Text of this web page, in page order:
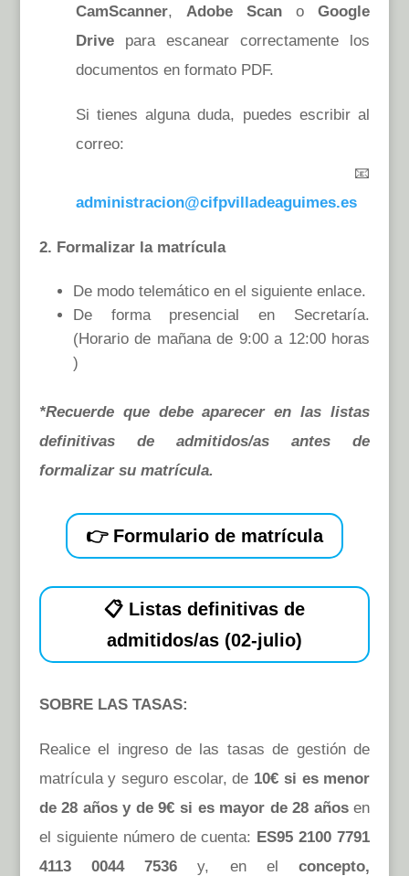
CamScanner, Adobe Scan oGoogle
Drivepara escanear correctamente los
documentos en formato PDF.
Si tienes alguna duda, puedes escribir al
correo:
📧
administracion@cifpvilladeaguimes.es
2. Formalizar la matrícula
De modo telemático en el siguiente enlace.
De forma presencial en Secretaría.
(Horario de mañana de 9:00 a 12:00 horas
)
*Recuerde que debe aparecer en las listas
definitivas de admitidos/as antes de
formalizar su matrícula.
👉 Formulario de matrícula
📋 Listas definitivas de
admitidos/as (02-julio)
SOBRE LAS TASAS:
Realice el ingreso de las tasas de gestión de
matrícula y seguro escolar, de 10€ si es menor
de 28 años y de 9€ si es mayor de 28 añosen
el siguiente número de cuenta: ES95 2100 7791
4113 0044 7536 y, en elconcepto,